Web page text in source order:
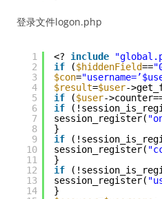
登录文件logon.php
1
2
3
4
5
6
7
8
9
10
11
12
13
14
<? include
if
($hiddenField==
$con=
$result=$user-
if
($user-
if
session_register(
}
if
session_register(
}
if
session_register(
}